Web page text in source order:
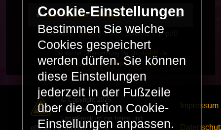
LaserFreak.net Forum
Powered byphpBB ® Forum Software © phpBB
Limited
Deutsche Übersetzung durch phpBB.de
PRIVACY_LINK|TERMS_LINK
© Copyright 2025 -
LaserFreak.net
LaserFreak ist ein freies und
offenes Forum zum Thema
Impressum
Cookie-Einstellungen
Bestimmen Sie welche
Cookies gespeichert
werden dürfen. Sie können
diese Einstellungen
jederzeit in der Fußzeile
über die Option Cookie-
Einstellungen anpassen.